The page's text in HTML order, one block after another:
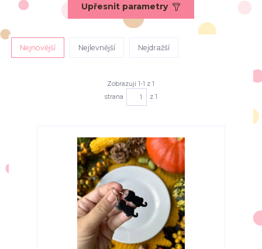
Upřesnit parametry
Nejnovější Nejlevnější Nejdražší
Zobrazuji 1-1 z 1
strana
z 1